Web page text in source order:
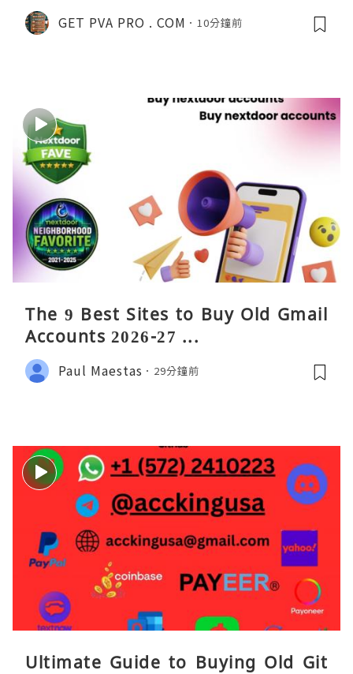
GET PVA PRO . COM 10分鐘前
The 9 Best Sites to Buy Old Gmail
Accounts 2026-27 ...
Paul Maestas 29分鐘前
Ultimate Guide to Buying Old Git